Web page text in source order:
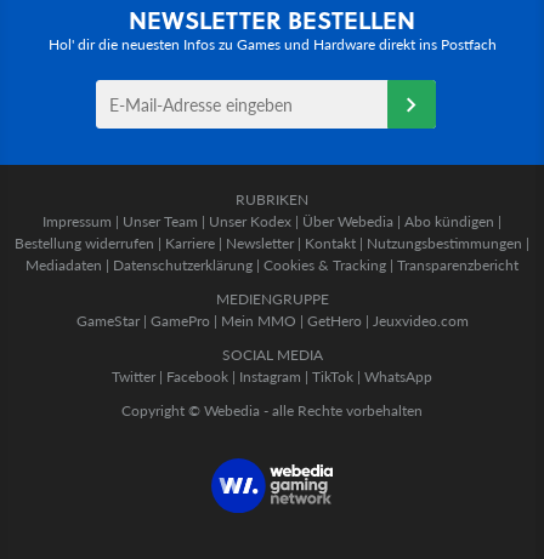
NEWSLETTER BESTELLEN
Hol' dir die neuesten Infos zu Games und Hardware direkt ins Postfach
RUBRIKEN
Impressum | Unser Team | Unser Kodex | Über Webedia | Abo kündigen |
Bestellung widerrufen | Karriere | Newsletter | Kontakt | Nutzungsbestimmungen |
Mediadaten | Datenschutzerklärung | Cookies & Tracking | Transparenzbericht
MEDIENGRUPPE
GameStar| GamePro | Mein MMO | GetHero | Jeuxvideo.com
SOCIAL MEDIA
Twitter | Facebook | Instagram | TikTok | WhatsApp
Copyright © Webedia - alle Rechte vorbehalten